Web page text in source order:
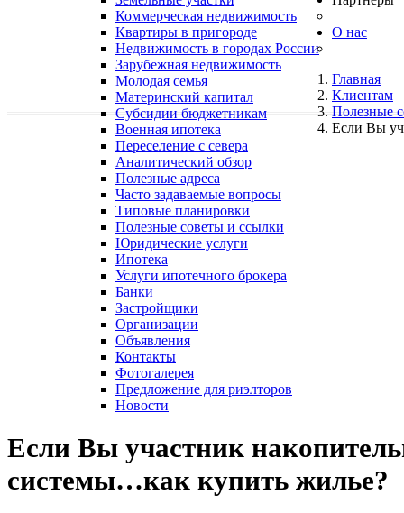
Коммерческая недвижимость
Квартиры в пригороде
Недвижимость в городах России
Зарубежная недвижимость
Молодая семья
Материнский капитал
Субсидии бюджетникам
Военная ипотека
Переселение с севера
Аналитический обзор
Полезные адреса
Часто задаваемые вопросы
Типовые планировки
Полезные советы и ссылки
Юридические услуги
Ипотека
Услуги ипотечного брокера
Банки
Застройщики
Организации
О нас
Объявления
Контакты
Фотогалерея
Предложение для риэлторов
Новости
Главная
Клиентам
Полезные
Если Вы
Если Вы участник
системы…как купить жилье?